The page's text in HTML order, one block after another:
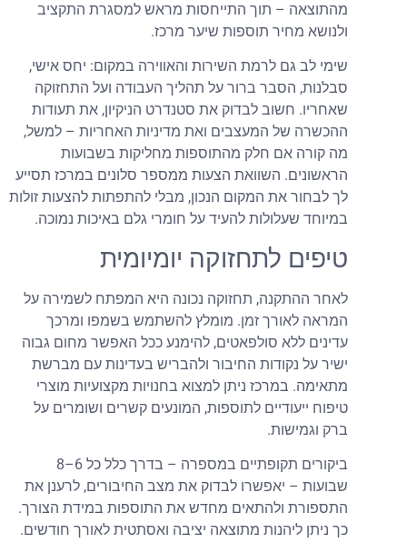
מהתוצאה – תוך התייחסות מראש למסגרת התקציב
ולנושא מחיר תוספות שיער מרכז.
שימי לב גם לרמת השירות והאווירה במקום: יחס אישי,
סבלנות, הסבר ברור על תהליך העבודה ועל התחזוקה
שאחריו. חשוב לבדוק את סטנדרט הניקיון, את תעודות
ההכשרה של המעצבים ואת מדיניות האחריות – למשל,
מה קורה אם חלק מהתוספות מחליקות בשבועות
הראשונים. השוואת הצעות ממספר סלונים במרכז תסייע
לך לבחור את המקום הנכון, מבלי להתפתות להצעות זולות
במיוחד שעלולות להעיד על חומרי גלם באיכות נמוכה.
טיפים לתחזוקה יומיומית
לאחר ההתקנה, תחזוקה נכונה היא המפתח לשמירה על
המראה לאורך זמן. מומלץ להשתמש בשמפו ומרכך
עדינים ללא סולפאטים, להימנע ככל האפשר מחום גבוה
ישיר על נקודות החיבור ולהבריש בעדינות עם מברשת
מתאימה. במרכז ניתן למצוא בחנויות מקצועיות מוצרי
טיפוח ייעודיים לתוספות, המונעים קשרים ושומרים על
ברק וגמישות.
ביקורים תקופתיים במספרה – בדרך כלל כל 6–8
שבועות – יאפשרו לבדוק את מצב החיבורים, לרענן את
התספורת ולהתאים מחדש את התוספות במידת הצורך.
כך ניתן ליהנות מתוצאה יציבה ואסתטית לאורך חודשים.